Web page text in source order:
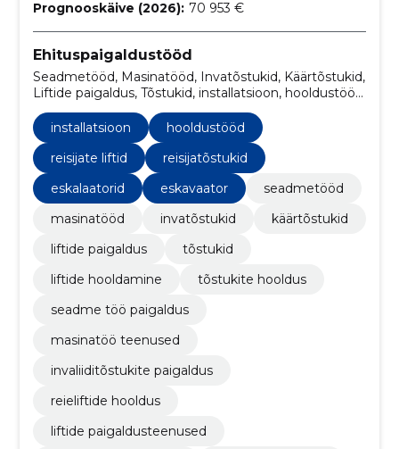
Prognooskäive (2026): 70 953 €
Ehituspaigaldustööd
Seadmetööd, Masinatööd, Invatõstukid, Käärtõstukid,
Liftide paigaldus, Tõstukid, installatsioon, hooldustööd,
installatsioon
hooldustööd
reisijate liftid
reisijatõstukid
eskalaatorid
eskavaator
seadmetööd
masinatööd
invatõstukid
käärtõstukid
liftide paigaldus
tõstukid
liftide hooldamine
tõstukite hooldus
seadme töö paigaldus
masinatöö teenused
invaliiditõstukite paigaldus
reieliftide hooldus
liftide paigaldusteenused